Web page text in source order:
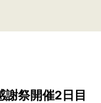
祭開催2日目